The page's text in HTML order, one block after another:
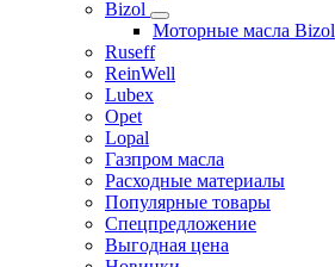
Bizol
Моторные масла Bizol
Ruseff
ReinWell
Lubex
Opet
Lopal
Газпром масла
Расходные материалы
Популярные товары
Спецпредложение
Выгодная цена